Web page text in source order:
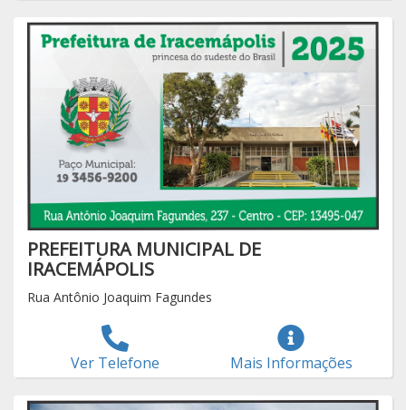
PREFEITURA MUNICIPAL DE
IRACEMÁPOLIS
Rua Antônio Joaquim Fagundes
Ver Telefone Mais Informações